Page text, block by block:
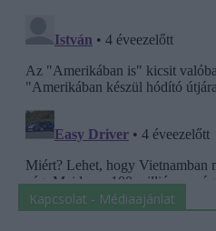
Kapcsolat - Médiaajánlat